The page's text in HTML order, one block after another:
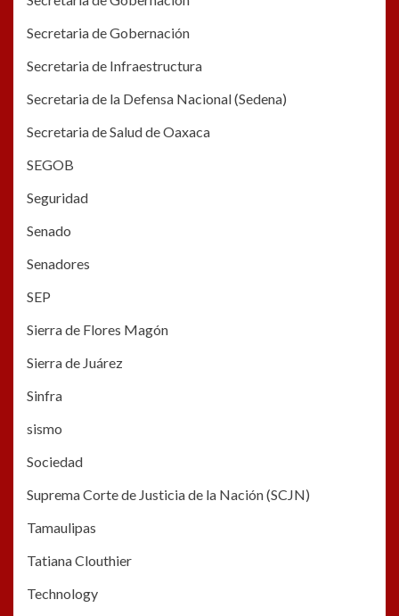
Secretaria de Gobernación
Secretaria de Infraestructura
Secretaria de la Defensa Nacional (Sedena)
Secretaria de Salud de Oaxaca
SEGOB
Seguridad
Senado
Senadores
SEP
Sierra de Flores Magón
Sierra de Juárez
Sinfra
sismo
Sociedad
Suprema Corte de Justicia de la Nación (SCJN)
Tamaulipas
Tatiana Clouthier
Technology